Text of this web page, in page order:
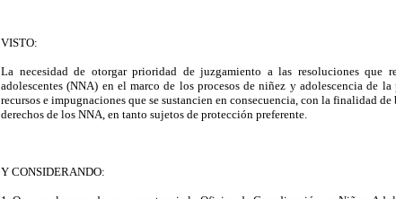
VISTO:
La necesidad de otorgar prioridad de juzgamiento a las resoluciones
adolescentes (NNA) en el marco de los procesos de niñez y adolescencia de
recursos e impugnaciones que se sustancien en consecuencia, con la finalidad
derechos de los NNA, en tanto sujetos de protección preferente.
Y CONSIDERANDO: